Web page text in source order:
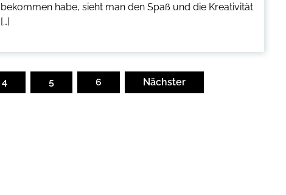
bekommen habe, sieht man den Spaß und die Kreativität
[…]
4 5 6 Nächster